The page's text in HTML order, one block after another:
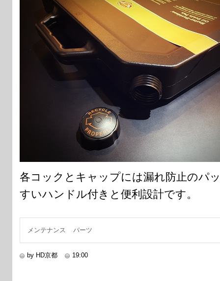
各コックとキャップには漏れ防止のパ
すいハンドル付きと便利設計です。
メンテナンス パーツ
by HD京都 19:00